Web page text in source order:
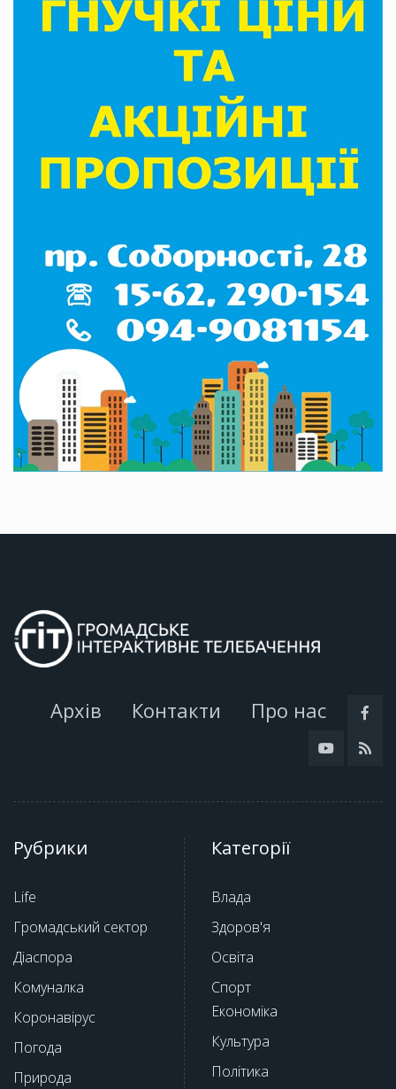
Архів Контакти Про нас
Рубрики
Life
Громадський сектор
Діаспора
Комуналка
Коронавірус
Погода
Природа
Категорії
Влада
Здоров'я
Освіта
Спорт
Економіка
Культура
Політика